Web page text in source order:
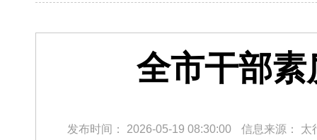
全市干部
发布时间： 2026-05-19 08:30:00 信息来源： 太